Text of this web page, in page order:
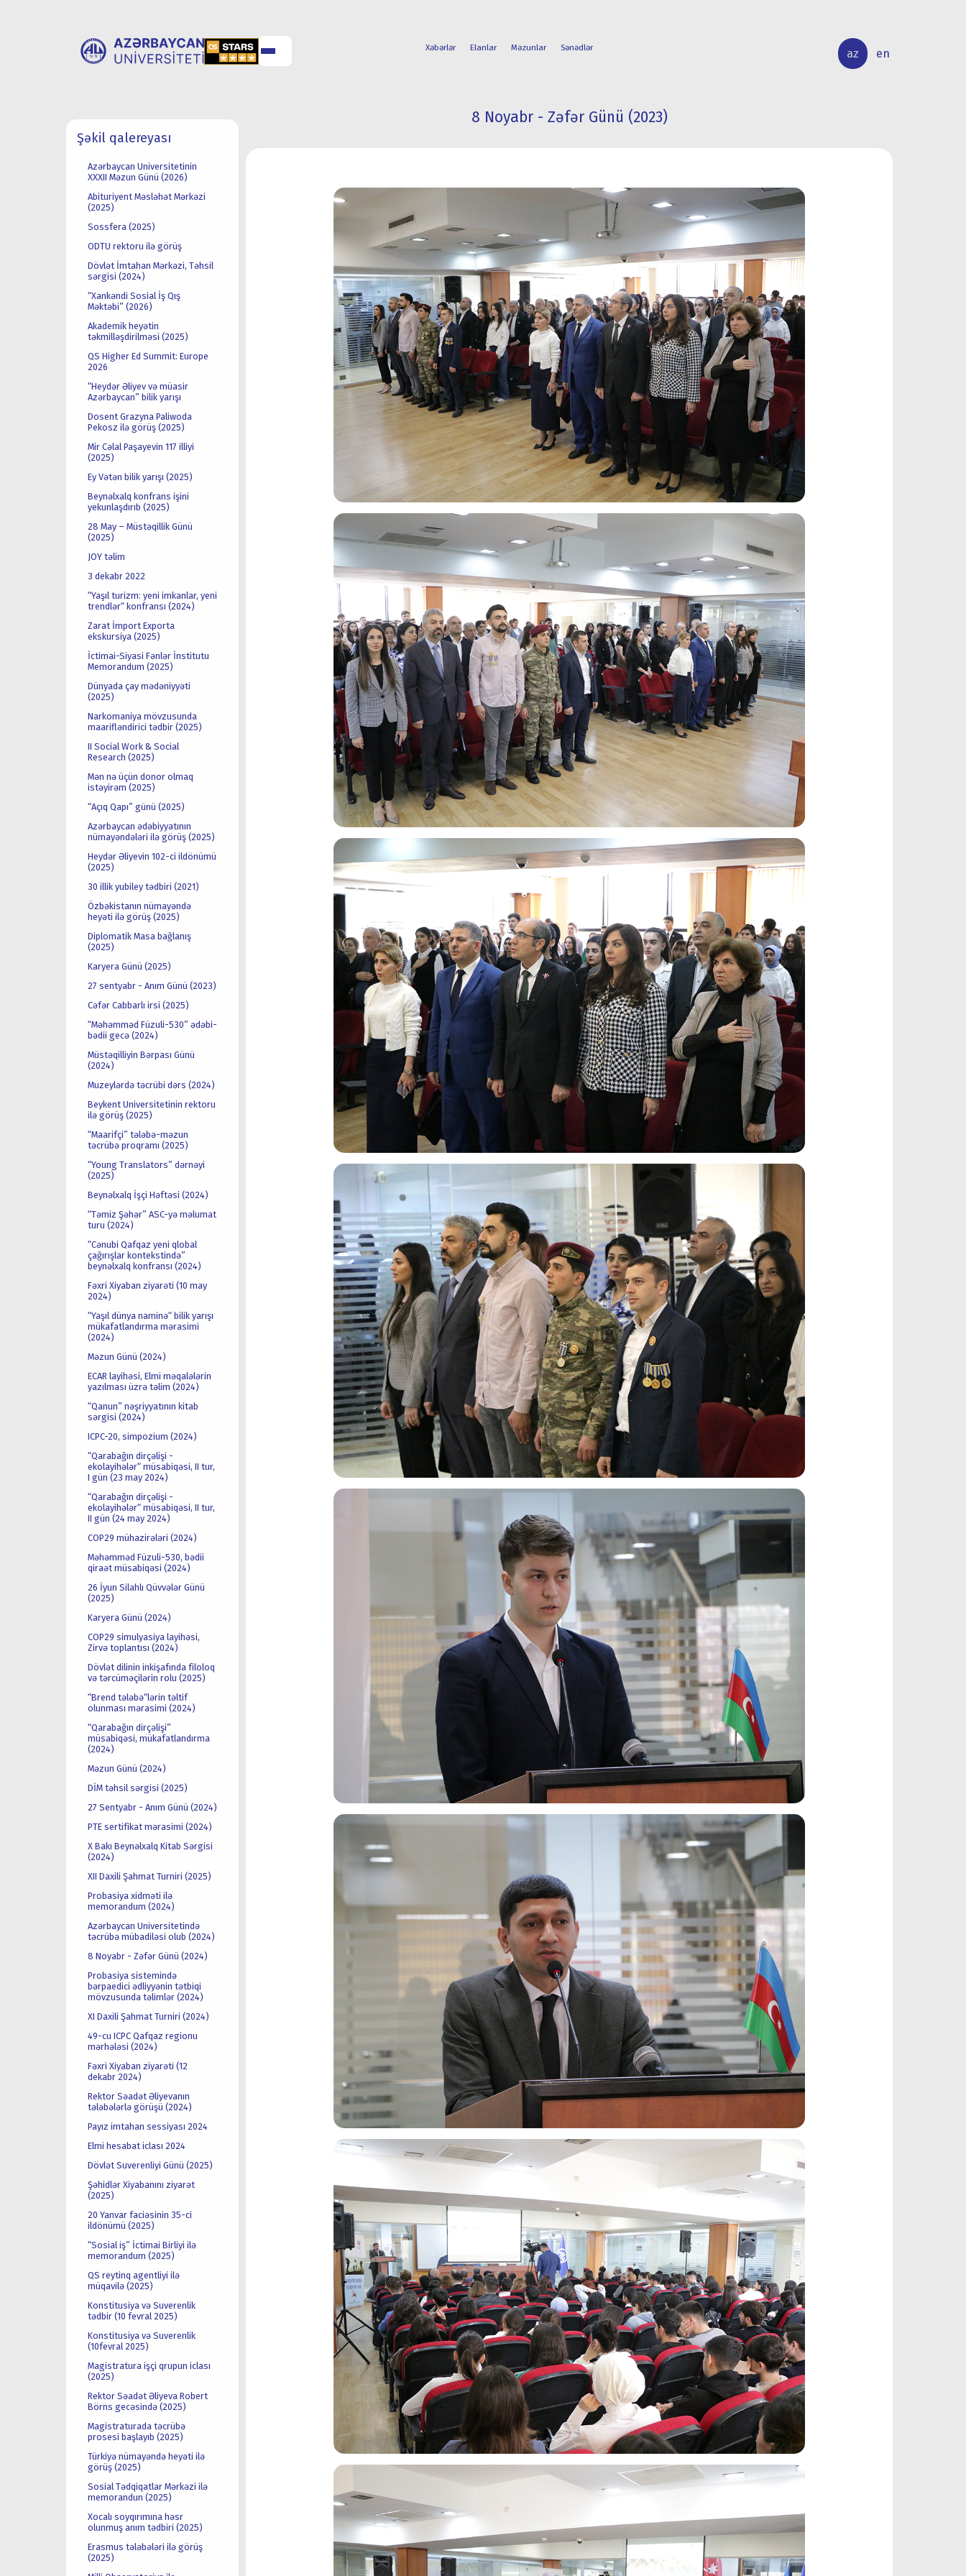
Xəbərlər Elanlar Məzunlar Sənədlər az en
UNİVERSİTET
HAQQINDA
Şəkil qalereyası
Azərbaycan Universitetinin
XXXII Məzun Günü (2026)
Abituriyent Məsləhət Mərkəzi
(2025)
Sossfera (2025)
ODTU rektoru ilə görüş
Dövlət İmtahan Mərkəzi, Təhsil
sərgisi (2024)
“Xankəndi Sosial İş Qış
Məktəbi” (2026)
Akademik heyətin
təkmilləşdirilməsi (2025)
QS Higher Ed Summit: Europe
2026
“Heydər Əliyev və müasir
Azərbaycan” bilik yarışı
Dosent Grazyna Paliwoda
Pekosz ilə görüş (2025)
Mir Cəlal Paşayevin 117 illiyi
(2025)
Ey Vətən bilik yarışı (2025)
Beynəlxalq konfrans işini
yekunlaşdırıb (2025)
28 May – Müstəqillik Günü
(2025)
JOY təlim
3 dekabr 2022
“Yaşıl turizm: yeni imkanlar, yeni
trendlər“ konfransı (2024)
Zarat İmport Exporta
ekskursiya (2025)
İctimai-Siyasi Fənlər İnstitutu
Memorandum (2025)
Dünyada çay mədəniyyəti
(2025)
Narkomaniya mövzusunda
maarifləndirici tədbir (2025)
II Social Work & Social
Research (2025)
Mən nə üçün donor olmaq
istəyirəm (2025)
“Açıq Qapı” günü (2025)
Azərbaycan ədəbiyyatının
nümayəndələri ilə görüş (2025)
Heydər Əliyevin 102-ci ildönümü
(2025)
30 illik yubiley tədbiri (2021)
Özbəkistanın nümayəndə
heyəti ilə görüş (2025)
Diplomatik Masa bağlanış
(2025)
Karyera Günü (2025)
27 sentyabr - Anım Günü (2023)
Cəfər Cabbarlı irsi (2025)
“Məhəmməd Füzuli-530” ədəbi-
bədii gecə (2024)
Müstəqilliyin Bərpası Günü
(2024)
Muzeylərdə təcrübi dərs (2024)
Beykent Universitetinin rektoru
ilə görüş (2025)
“Maarifçi” tələbə-məzun
təcrübə proqramı (2025)
“Young Translators” dərnəyi
(2025)
Beynəlxalq İşçi Həftəsi (2024)
“Təmiz Şəhər” ASC-yə məlumat
turu (2024)
“Cənubi Qafqaz yeni qlobal
çağırışlar kontekstində”
beynəlxalq konfransı (2024)
Fəxri Xiyaban ziyarəti (10 may
2024)
“Yaşıl dünya naminə“ bilik yarışı
mükafatlandırma mərasimi
(2024)
Məzun Günü (2024)
ECAR layihəsi, Elmi məqalələrin
yazılması üzrə təlim (2024)
“Qanun” nəşriyyatının kitab
sərgisi (2024)
ICPC-20, simpozium (2024)
“Qarabağın dirçəlişi -
ekolayihələr“ müsabiqəsi, II tur,
I gün (23 may 2024)
“Qarabağın dirçəlişi -
ekolayihələr“ müsabiqəsi, II tur,
II gün (24 may 2024)
COP29 mühazirələri (2024)
Məhəmməd Füzuli-530, bədii
qiraət müsabiqəsi (2024)
26 İyun Silahlı Qüvvələr Günü
(2025)
Karyera Günü (2024)
COP29 simulyasiya layihəsi,
Zirvə toplantısı (2024)
Dövlət dilinin inkişafında filoloq
və tərcüməçilərin rolu (2025)
“Brend tələbə“lərin təltif
olunması mərasimi (2024)
“Qarabağın dirçəlişi”
müsabiqəsi, mükafatlandırma
(2024)
Məzun Günü (2024)
DİM təhsil sərgisi (2025)
27 Sentyabr - Anım Günü (2024)
PTE sertifikat mərasimi (2024)
X Bakı Beynəlxalq Kitab Sərgisi
(2024)
XII Daxili Şahmat Turniri (2025)
Probasiya xidməti ilə
memorandum (2024)
Azərbaycan Universitetində
təcrübə mübadiləsi olub (2024)
8 Noyabr - Zəfər Günü (2024)
Probasiya sistemində
bərpaedici ədliyyənin tətbiqi
mövzusunda təlimlər (2024)
XI Daxili Şahmat Turniri (2024)
49-cu ICPC Qafqaz regionu
mərhələsi (2024)
Fəxri Xiyaban ziyarəti (12
dekabr 2024)
Rektor Səadət Əliyevanın
tələbələrlə görüşü (2024)
Payız imtahan sessiyası 2024
Elmi hesabat iclası 2024
Dövlət Suverenliyi Günü (2025)
Şəhidlər Xiyabanını ziyarət
(2025)
20 Yanvar faciəsinin 35-ci
ildönümü (2025)
“Sosial iş” İctimai Birliyi ilə
memorandum (2025)
QS reytinq agentliyi ilə
müqavilə (2025)
Konstitusiya və Suverenlik
tədbir (10 fevral 2025)
Konstitusiya və Suverenlik
(10fevral 2025)
Magistratura işçi qrupun iclası
(2025)
Rektor Səadət Əliyeva Robert
Börns gecəsində (2025)
Magistraturada təcrübə
prosesi başlayıb (2025)
Türkiyə nümayəndə heyəti ilə
görüş (2025)
Sosial Tədqiqatlar Mərkəzi ilə
memorandun (2025)
Xocalı soyqırımına həsr
olunmuş anım tədbiri (2025)
Erasmus tələbələri ilə görüş
(2025)
8 Noyabr - Zəfər Günü (2023)